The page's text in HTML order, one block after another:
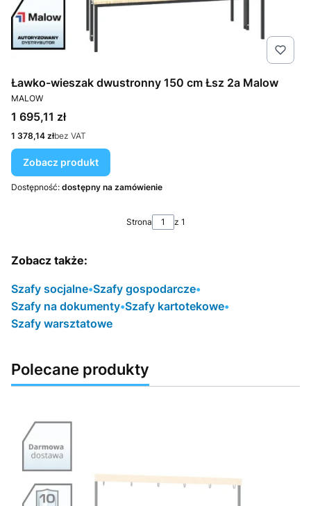
Ławko-wieszak dwustronny 150 cm Łsz 2a Malow
PRODUCENT
MALOW
Cena
1 695,11 zł
Cena
1 378,14 złbez VAT
Zobacz produkt
Dostępność: dostępny na zamówienie
Strona z 1
Zobacz także:
Szafy socjalne•Szafy gospodarcze•
Szafy na dokumenty•Szafy kartotekowe•
Szafy warsztatowe
Polecane produkty